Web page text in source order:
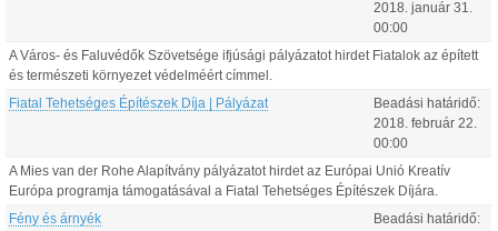
2018. január 31
00:00
A Város- és Faluvédők Szövetsége ifjúsági pályázatot hirdet Fiatalok az épített
és természeti környezet védelméért címmel.
Fiatal Tehetséges Építészek Díja | Pályázat
Beadási határidő:
2018. február 22
00:00
A Mies van der Rohe Alapítvány pályázatot hirdet az Európai Unió Kreatív
Európa programja támogatásával a Fiatal Tehetséges Építészek Díjára.
Fény és árnyék
Beadási határidő: